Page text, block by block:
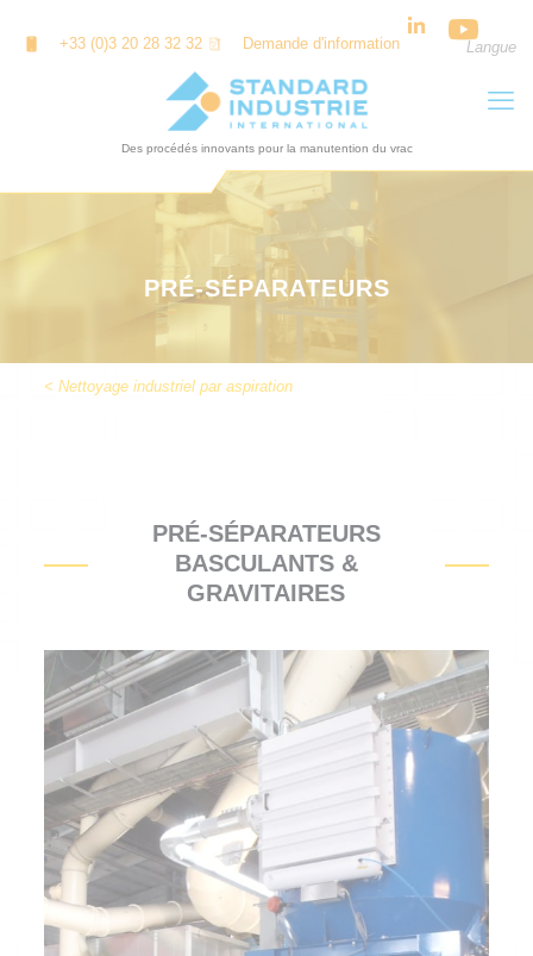
+33 (0)3 20 28 32 32 Demande d'information Langue
PRÉ-SÉPARATEURS
< Nettoyage industriel par aspiration
PRÉ-SÉPARATEURS
BASCULANTS &
GRAVITAIRES